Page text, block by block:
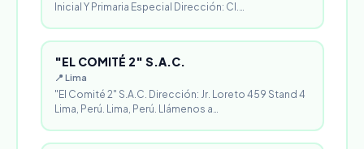
Inicial Y Primaria Especial Dirección: Cl.…
"EL COMITÉ 2" S.A.C.
📍 Lima
"El Comité 2" S.A.C. Dirección: Jr. Loreto 459 Stand 4
Lima, Perú. Lima, Perú. Llámenos a…